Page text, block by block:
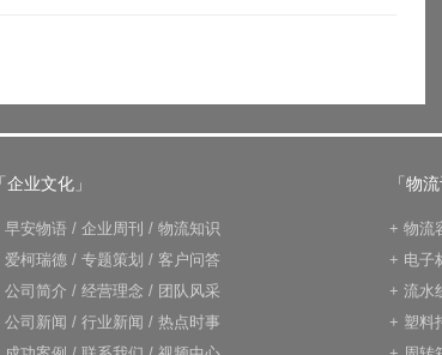
「企业文化」
早安物语 / 企业周刊 / 物流知识
爱柯瑞德 / 专题策划 / 客户问答
公司简介 / 经营理念 / 团队风采
公司新闻 / 行业新闻 / 热点时事
「物
+ 物流
+ 电子
+ 流水
+ 塑料